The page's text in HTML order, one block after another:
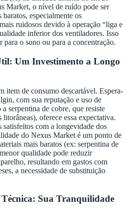
Market, o nível de ruído pode ser
especialmente os
ruidosos devido à operação “liga e
inferior dos ventiladores. Isso
o sono ou para a concentração.
Um Investimento a Longo
item de consumo descartável. Espera-
com sua reputação e uso de
serpentina de cobre, que resiste
oferece essa expectativa.
com a longevidade dos
do Nexus Market é um ponto de
mais baratos (ex: serpentina de
qualidade pode reduzir
resultando em gastos com
a necessidade de substituição
Técnica: Sua Tranquilidade